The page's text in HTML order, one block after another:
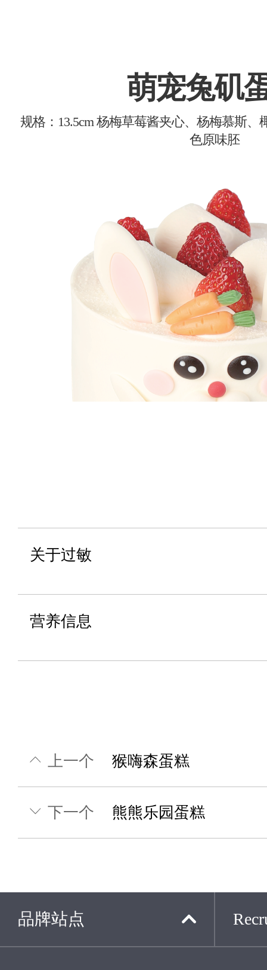
萌宠兔矶
规格：13.5cm 杨梅草莓酱夹心、杨梅慕斯
色原味胚
关于过敏
营养信息
上一个 猴嗨森蛋糕
下一个 熊熊乐园蛋糕
品牌站点